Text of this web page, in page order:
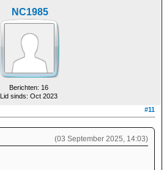
GemistDownloader
Forum
NC1985
Berichten: 16
Lid sinds: Oct 2023
#11
(03 September 2025, 14:03)